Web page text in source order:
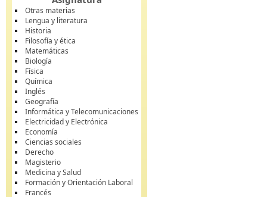
Otras materias
Lengua y literatura
Historia
Filosofía y ética
Matemáticas
Biología
Física
Química
Inglés
Geografía
Informática y Telecomunicaciones
Electricidad y Electrónica
Economía
Ciencias sociales
Derecho
Magisterio
Medicina y Salud
Formación y Orientación Laboral
Francés